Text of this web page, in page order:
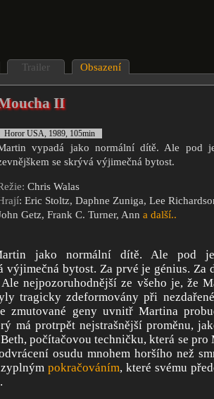
Trailer Obsazení
II
Horor USA, 1989, 105min
vypadá jako normální dítě. Ale pod
se skrývá výjimečná bytost.
Chris Walas
: Eric Stoltz, Daphne Zuniga, Lee
Getz, Frank C. Turner, Ann a další..
jako normální dítě. Ale pod
výjimečná bytost. Za prvé je génius. Za
nejpozoruhodnější ze všeho je, že
tragicky zdeformovány při
zmutované geny uvnitř Martina
má protrpět nejstrašnější proměnu,
počítačovou techničku, která se
osudu mnohem horšího než
pokračováním, které svému